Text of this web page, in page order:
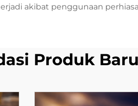
akibat penggunaan
Produk Baru